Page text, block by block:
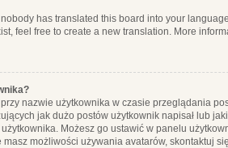
has translated this board into your
feel free to create a new translation. More
nazwie użytkownika w czasie przeglądania
jak dużo postów użytkownik napisał lub
Możesz go ustawić w panelu
możliwości używania avatarów, skontaktuj